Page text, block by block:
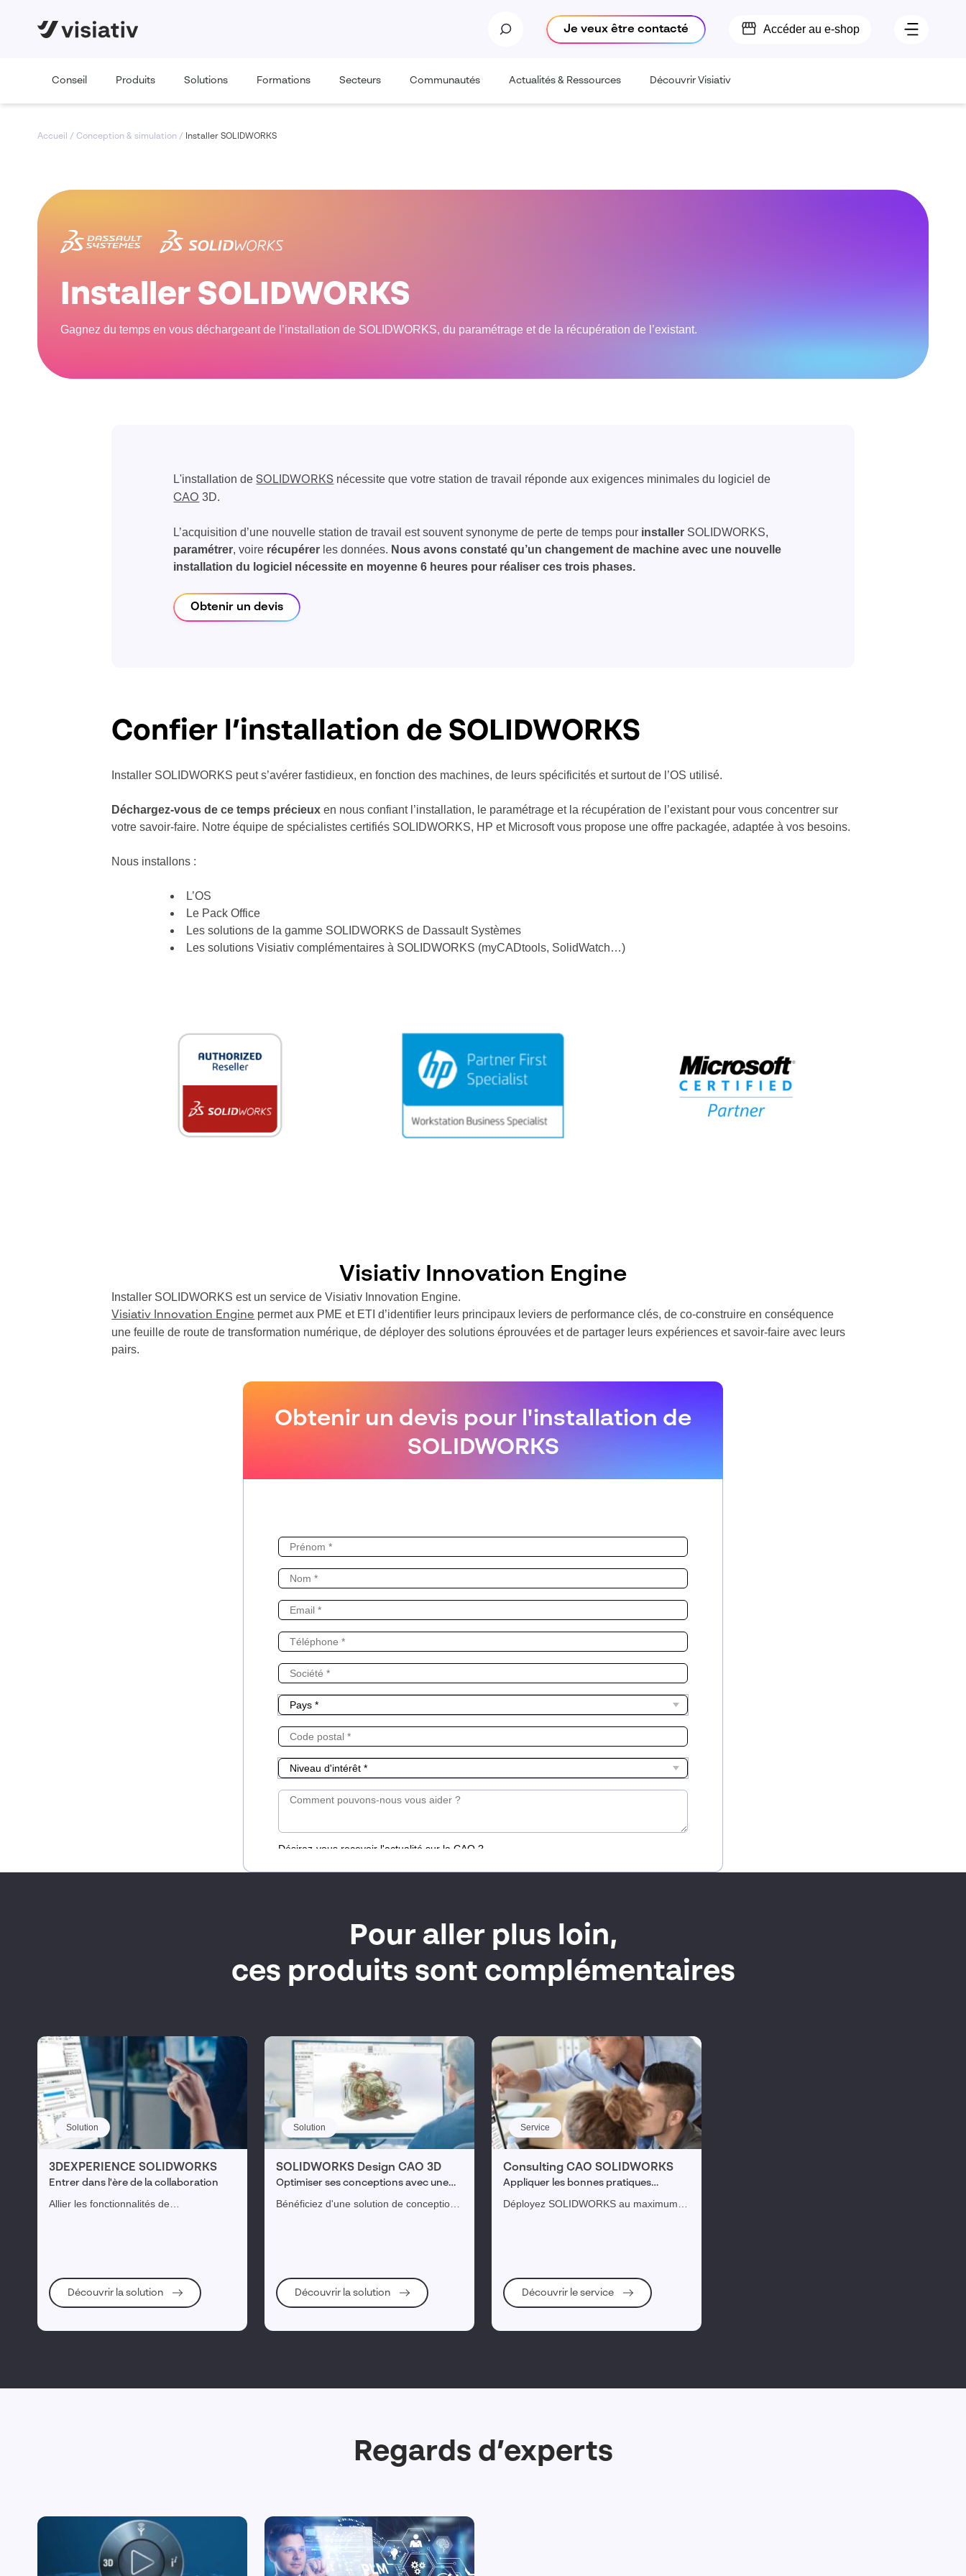
Je veux être contacté Accéder au e-shop
Conseil Produits Solutions Formations Secteurs Communautés Actualités & Ressources Découvrir Visiativ
Accueil / Conception & simulation / Installer SOLIDWORKS
Installer SOLIDWORKS
Gagnez du temps en vous déchargeant de l’installation de SOLIDWORKS, du paramétrage et de la récupération de l’existant.
L'installation deSOLIDWORKS nécessite que votre station de travail réponde aux exigences minimales du logiciel de
CAO 3D.
L’acquisition d’une nouvelle station de travail est souvent synonyme de perte de temps pour installer SOLIDWORKS,
paramétrer, voire récupérer les données. Nous avons constaté qu’un changement de machine avec une nouvelle
installation du logiciel nécessite en moyenne 6 heures pour réaliser ces trois phases.
Obtenir un devis
Confier l’installation de SOLIDWORKS
Installer SOLIDWORKS peut s’avérer fastidieux, en fonction des machines, de leurs spécificités et surtout de l’OS utilisé.
Déchargez-vous de ce temps précieux en nous confiant l’installation, le paramétrage et la récupération de l’existant pour vous concentrer sur
votre savoir-faire. Notre équipe de spécialistes certifiés SOLIDWORKS, HP et Microsoft vous propose une offre packagée, adaptée à vos besoins.
Nous installons :
L’OS
Le Pack Office
Les solutions de la gamme SOLIDWORKS de Dassault Systèmes
Les solutions Visiativ complémentaires à SOLIDWORKS (myCADtools, SolidWatch…)
Visiativ Innovation Engine
Installer SOLIDWORKS est un service de Visiativ Innovation Engine.
Visiativ Innovation Engine permet aux PME et ETI d’identifier leurs principaux leviers de performance clés, de co-construire en conséquence
une feuille de route de transformation numérique, de déployer des solutions éprouvées et de partager leurs expériences et savoir-faire avec leurs
pairs.
Obtenir un devis pour l'installation de
SOLIDWORKS
Pour aller plus loin,
ces produits sont complémentaires
Solution
3DEXPERIENCE SOLIDWORKS
Entrer dans l'ère de la collaboration
Allier les fonctionnalités de
Découvrir la solution
Solution
SOLIDWORKS Design CAO 3D
Optimiser ses conceptions avec une
solution intuitive
Bénéficiez d'une solution de conception
Découvrir la solution
Service
Consulting CAO SOLIDWORKS
Appliquer les bonnes pratiques
SOLIDWORKS
Déployez SOLIDWORKS au maximum
Découvrir le service
Regards d’experts